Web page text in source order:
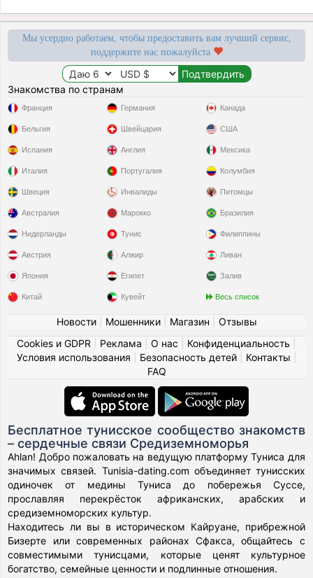
Мы усердно работаем, чтобы предоставить вам лучший сервис,
поддержите нас пожалуйста
Знакомства по странам
Франция
Бельгия
Испания
Италия
Швеция
Германия
Швейцария
Англия
Португалия
Инвалиды
Канада
США
Мексика
Колумбия
Питомцы
Австралия
Нидерланды
Австрия
Япония
Китай
Марокко
Тунис
Алжир
Египет
Кувейт
Бразилия
Филиппины
Ливан
Залив
Весь список
Новости| Мошенники| Магазин
Отзывы
Cookies и GDPR
Реклама О нас Конфиденциальность
Условия использования
Безопасность детей| Контакты
FAQ
Бесплатное тунисское сообщество знакомств
– сердечные связи Средиземноморья
Ahlan! Добро пожаловать на ведущую платформу Туниса для
значимых связей. Tunisia-dating.com объединяет тунисских
одиночек от медины Туниса до побережья Суссе,
прославляя перекрёсток африканских, арабских и
средиземноморских культур.
Находитесь ли вы в историческом Кайруане, прибрежной
Бизерте или современных районах Сфакса, общайтесь с
совместимыми тунисцами, которые ценят культурное
богатство, семейные ценности и подлинные отношения.